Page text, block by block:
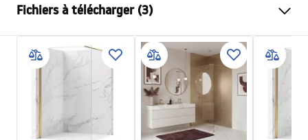
Matériel
Type de robinet
Mitigeur
Méthode de montage
Encastrée
Réglage de la hauteur
Oui
Bec de baignoire
Oui, fixe
Réglage de pression
Oui
Fichiers à télécharger (3)
Informacije o bezbednosti
Safety_Information_Shower_set.pdf
Conditions de garantie
Warranty_Terms_and_Conditions_Faucets_-_5.pdf